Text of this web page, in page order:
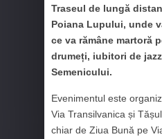
Traseul de lungă
Poiana Lupului, unde
ce va rămâne martoră
drumeți, iubitori de
Semenicului.
Evenimentul este
Via Transilvanica și
chiar de Ziua Bună pe